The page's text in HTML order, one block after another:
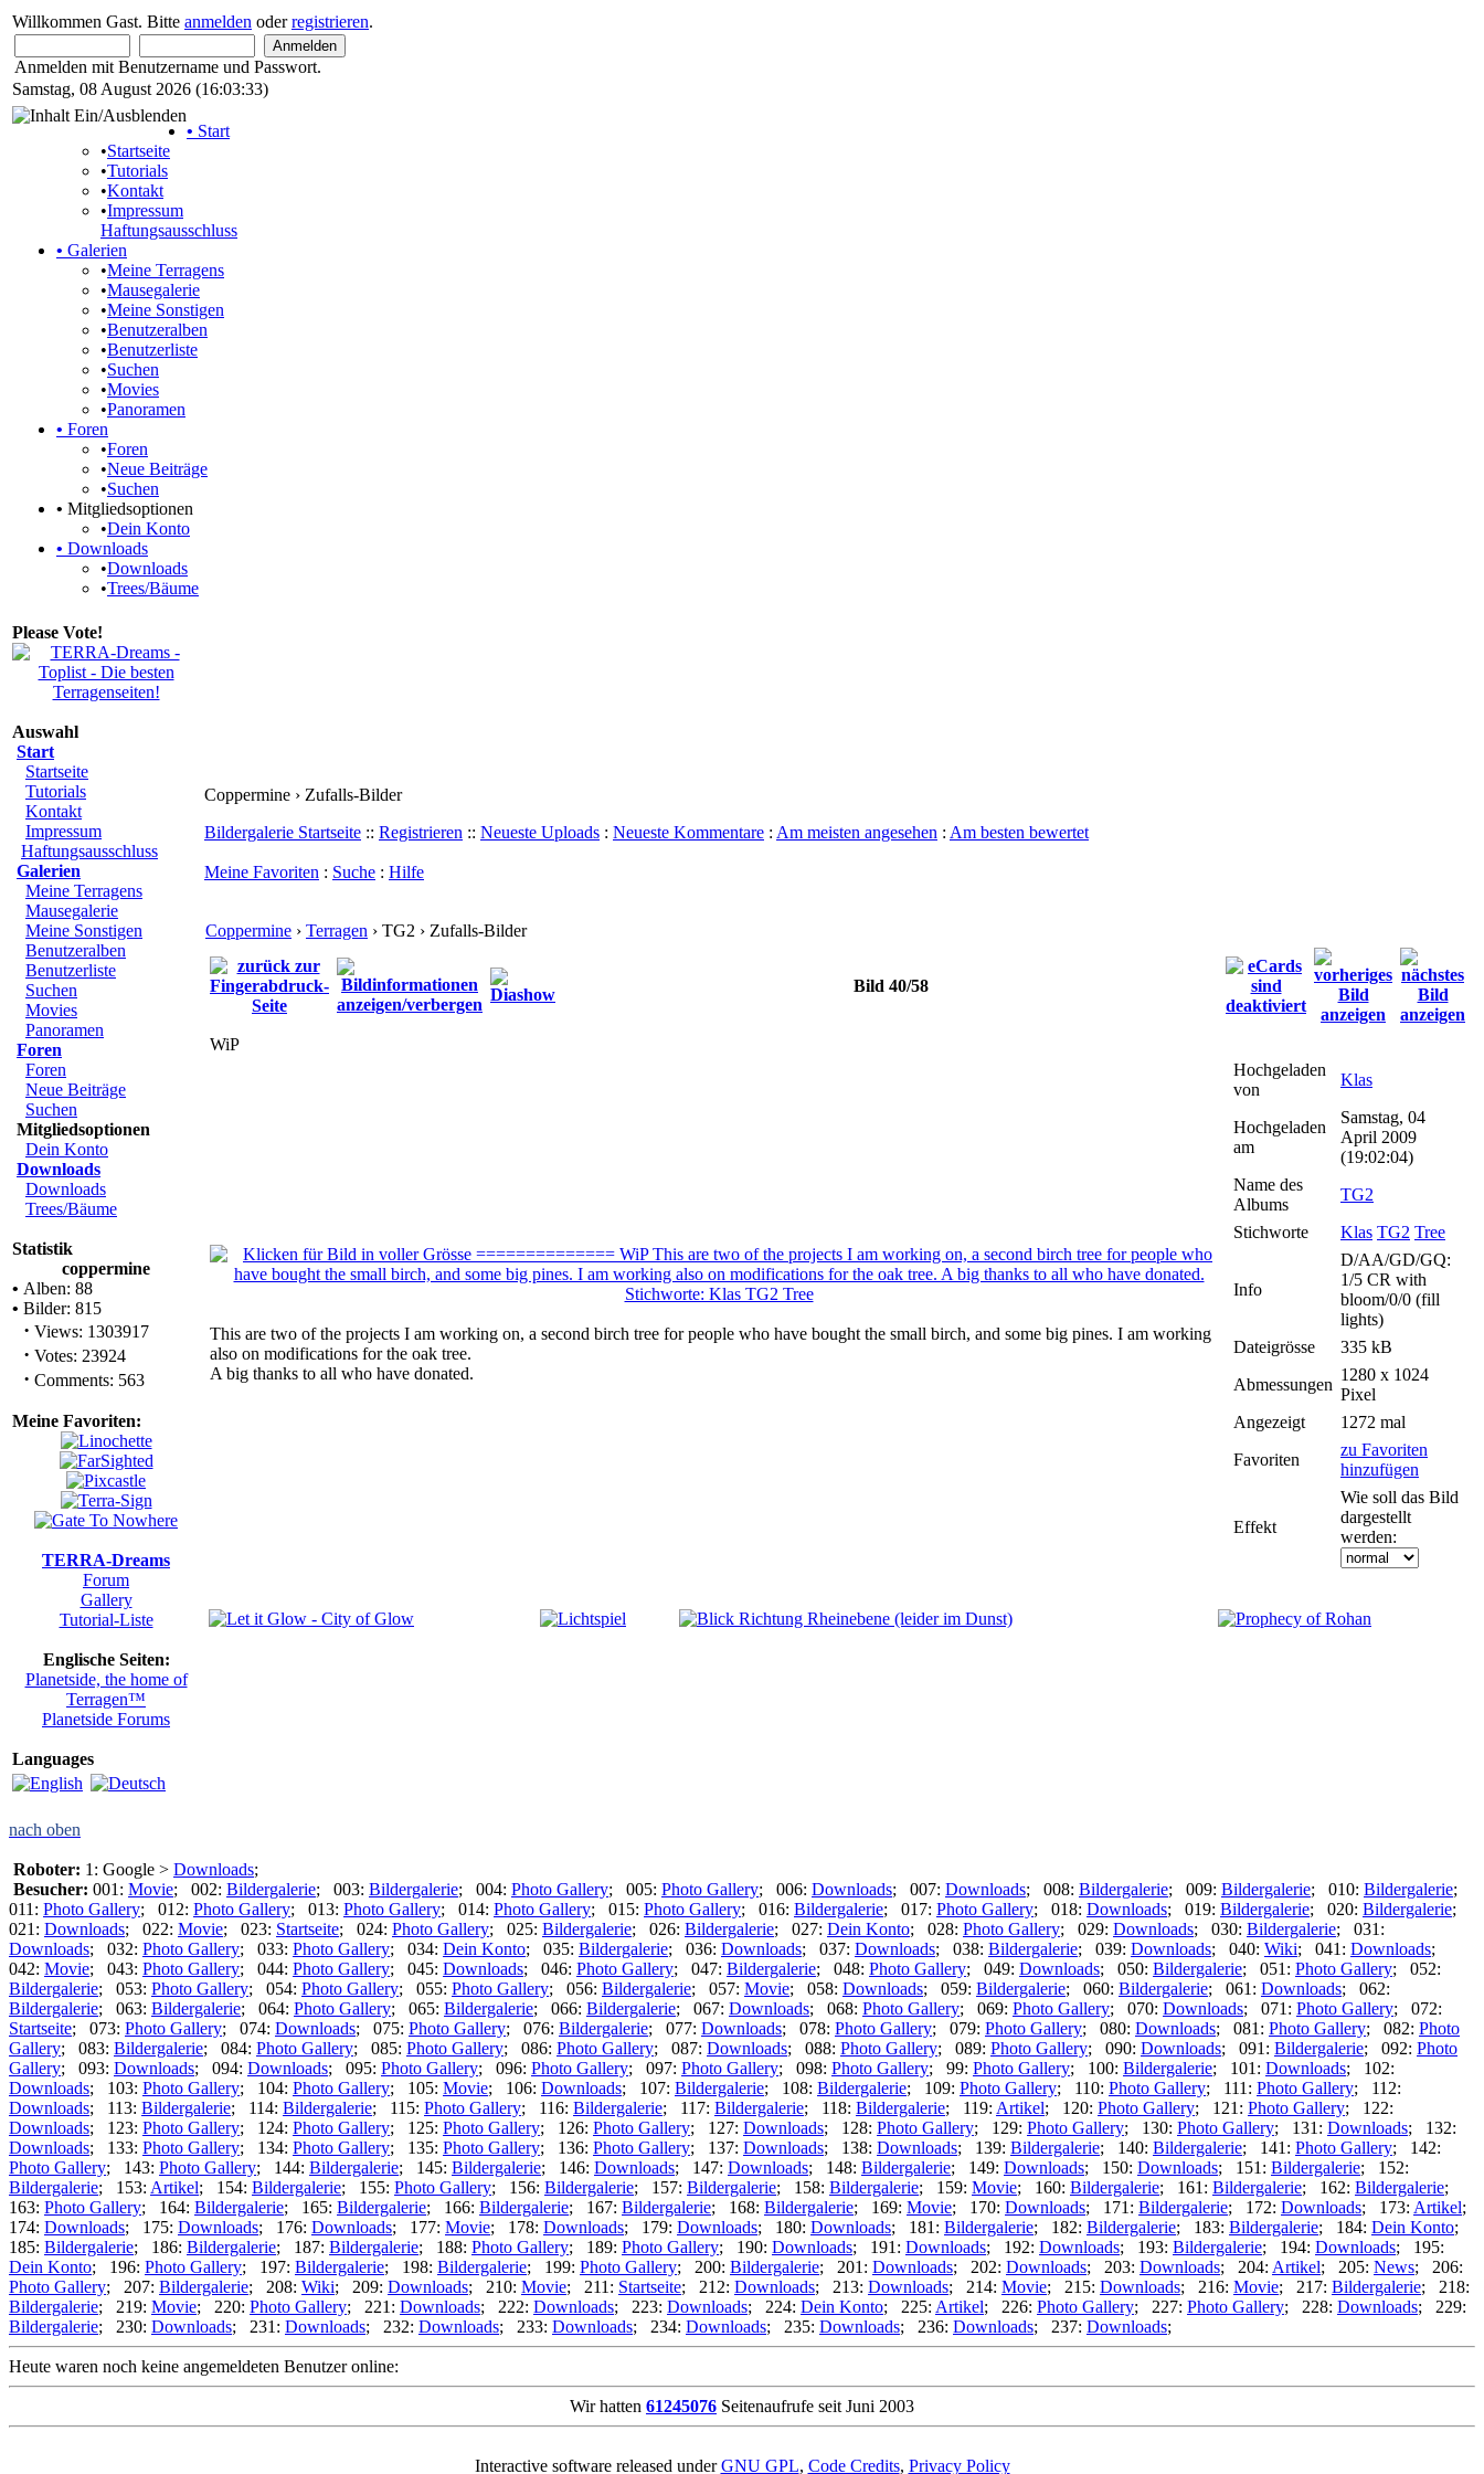
Willkommen Gast. Bitte anmelden oderregistrieren.
Anmelden mit Benutzername und Passwort.
Samstag, 08 August 2026 (16:03:33)
• Start
•Startseite
•Tutorials
•Kontakt
•Impressum
Haftungsausschluss
• Galerien
•Meine Terragens
•Mausegalerie
•Meine Sonstigen
•Benutzeralben
•Benutzerliste
•Suchen
•Movies
•Panoramen
• Foren
•Foren
•Neue Beiträge
•Suchen
• Mitgliedsoptionen
•Dein Konto
• Downloads
•Downloads
•Trees/Bäume
Please Vote!
Auswahl
Start
Startseite
Tutorials
Kontakt
Impressum
Haftungsausschluss
Galerien
Meine Terragens
Mausegalerie
Meine Sonstigen
Benutzeralben
Benutzerliste
Suchen
Movies
Panoramen
Foren
Foren
Neue Beiträge
Suchen
Mitgliedsoptionen
Dein Konto
Downloads
Downloads
Trees/Bäume
Statistik
coppermine
• Alben: 88
• Bilder: 815
· Views: 1303917
· Votes: 23924
· Comments: 563
Meine Favoriten:
TERRA-Dreams
Forum
Gallery
Tutorial-Liste
Englische Seiten:
Planetside, the home of
Terragen™
Planetside Forums
Languages
Coppermine › Zufalls-Bilder
Bildergalerie Startseite :: Registrieren :: Neueste Uploads : Neueste Kommentare : Am meisten angesehen : Am besten bewertet
Meine Favoriten : Suche : Hilfe
Coppermine › Terragen › TG2 › Zufalls-Bilder
Bild 40/58
WiP
This are two of the projects I am working on, a second birch tree for people who have bought the small birch, and some big pines. I am working
also on modifications for the oak tree.
A big thanks to all who have donated.
Hochgeladen
von
Klas
Hochgeladen
am
Samstag, 04
April 2009
(19:02:04)
Name des
Albums
TG2
Stichworte
Klas TG2 Tree
Info
D/AA/GD/GQ:
1/5 CR with
bloom/0/0 (fill
lights)
Dateigrösse
335 kB
Abmessungen
1280 x 1024
Pixel
Angezeigt
1272 mal
Favoriten
zu Favoriten
hinzufügen
Effekt
Wie soll das Bild
dargestellt
werden:
nach oben
Roboter: 1: Google > Downloads;
Besucher: 001: Movie; 002: Bildergalerie; 003: Bildergalerie; 004: Photo Gallery; 005: Photo Gallery; 006: Downloads; 007: Downloads; 008: Bildergalerie; 009: Bildergalerie; 010: Bildergalerie;
011: Photo Gallery; 012: Photo Gallery; 013: Photo Gallery; 014: Photo Gallery; 015: Photo Gallery; 016: Bildergalerie; 017: Photo Gallery; 018: Downloads; 019: Bildergalerie; 020: Bildergalerie;
021: Downloads; 022: Movie; 023: Startseite; 024: Photo Gallery; 025: Bildergalerie; 026: Bildergalerie; 027: Dein Konto; 028: Photo Gallery; 029: Downloads; 030: Bildergalerie; 031:
Downloads; 032: Photo Gallery; 033: Photo Gallery; 034: Dein Konto; 035: Bildergalerie; 036: Downloads; 037: Downloads; 038: Bildergalerie; 039: Downloads; 040: Wiki; 041: Downloads;
042: Movie; 043: Photo Gallery; 044: Photo Gallery; 045: Downloads; 046: Photo Gallery; 047: Bildergalerie; 048: Photo Gallery; 049: Downloads; 050: Bildergalerie; 051: Photo Gallery; 052:
Bildergalerie; 053: Photo Gallery; 054: Photo Gallery; 055: Photo Gallery; 056: Bildergalerie; 057: Movie; 058: Downloads; 059: Bildergalerie; 060: Bildergalerie; 061: Downloads; 062:
Bildergalerie; 063: Bildergalerie; 064: Photo Gallery; 065: Bildergalerie; 066: Bildergalerie; 067: Downloads; 068: Photo Gallery; 069: Photo Gallery; 070: Downloads; 071: Photo Gallery; 072:
Startseite; 073: Photo Gallery; 074: Downloads; 075: Photo Gallery; 076: Bildergalerie; 077: Downloads; 078: Photo Gallery; 079: Photo Gallery; 080: Downloads; 081: Photo Gallery; 082: Photo
Gallery; 083: Bildergalerie; 084: Photo Gallery; 085: Photo Gallery; 086: Photo Gallery; 087: Downloads; 088: Photo Gallery; 089: Photo Gallery; 090: Downloads; 091: Bildergalerie; 092: Photo
Gallery; 093: Downloads; 094: Downloads; 095: Photo Gallery; 096: Photo Gallery; 097: Photo Gallery; 098: Photo Gallery; 99: Photo Gallery; 100: Bildergalerie; 101: Downloads; 102:
Downloads; 103: Photo Gallery; 104: Photo Gallery; 105: Movie; 106: Downloads; 107: Bildergalerie; 108: Bildergalerie; 109: Photo Gallery; 110: Photo Gallery; 111: Photo Gallery; 112:
Downloads; 113: Bildergalerie; 114: Bildergalerie; 115: Photo Gallery; 116: Bildergalerie; 117: Bildergalerie; 118: Bildergalerie; 119: Artikel; 120: Photo Gallery; 121: Photo Gallery; 122:
Downloads; 123: Photo Gallery; 124: Photo Gallery; 125: Photo Gallery; 126: Photo Gallery; 127: Downloads; 128: Photo Gallery; 129: Photo Gallery; 130: Photo Gallery; 131: Downloads; 132:
Downloads; 133: Photo Gallery; 134: Photo Gallery; 135: Photo Gallery; 136: Photo Gallery; 137: Downloads; 138: Downloads; 139: Bildergalerie; 140: Bildergalerie; 141: Photo Gallery; 142:
Photo Gallery; 143: Photo Gallery; 144: Bildergalerie; 145: Bildergalerie; 146: Downloads; 147: Downloads; 148: Bildergalerie; 149: Downloads; 150: Downloads; 151: Bildergalerie; 152:
Bildergalerie; 153: Artikel; 154: Bildergalerie; 155: Photo Gallery; 156: Bildergalerie; 157: Bildergalerie; 158: Bildergalerie; 159: Movie; 160: Bildergalerie; 161: Bildergalerie; 162: Bildergalerie;
163: Photo Gallery; 164: Bildergalerie; 165: Bildergalerie; 166: Bildergalerie; 167: Bildergalerie; 168: Bildergalerie; 169: Movie; 170: Downloads; 171: Bildergalerie; 172: Downloads; 173: Artikel;
174: Downloads; 175: Downloads; 176: Downloads; 177: Movie; 178: Downloads; 179: Downloads; 180: Downloads; 181: Bildergalerie; 182: Bildergalerie; 183: Bildergalerie; 184: Dein Konto;
185: Bildergalerie; 186: Bildergalerie; 187: Bildergalerie; 188: Photo Gallery; 189: Photo Gallery; 190: Downloads; 191: Downloads; 192: Downloads; 193: Bildergalerie; 194: Downloads; 195:
Dein Konto; 196: Photo Gallery; 197: Bildergalerie; 198: Bildergalerie; 199: Photo Gallery; 200: Bildergalerie; 201: Downloads; 202: Downloads; 203: Downloads; 204: Artikel; 205: News; 206:
Photo Gallery; 207: Bildergalerie; 208: Wiki; 209: Downloads; 210: Movie; 211: Startseite; 212: Downloads; 213: Downloads; 214: Movie; 215: Downloads; 216: Movie; 217: Bildergalerie; 218:
Bildergalerie; 219: Movie; 220: Photo Gallery; 221: Downloads; 222: Downloads; 223: Downloads; 224: Dein Konto; 225: Artikel; 226: Photo Gallery; 227: Photo Gallery; 228: Downloads; 229:
Bildergalerie; 230: Downloads; 231: Downloads; 232: Downloads; 233: Downloads; 234: Downloads; 235: Downloads; 236: Downloads; 237: Downloads;
Heute waren noch keine angemeldeten Benutzer online:
Wir hatten 61245076 Seitenaufrufe seit Juni 2003
Interactive software released underGNU GPL, Code Credits, Privacy Policy